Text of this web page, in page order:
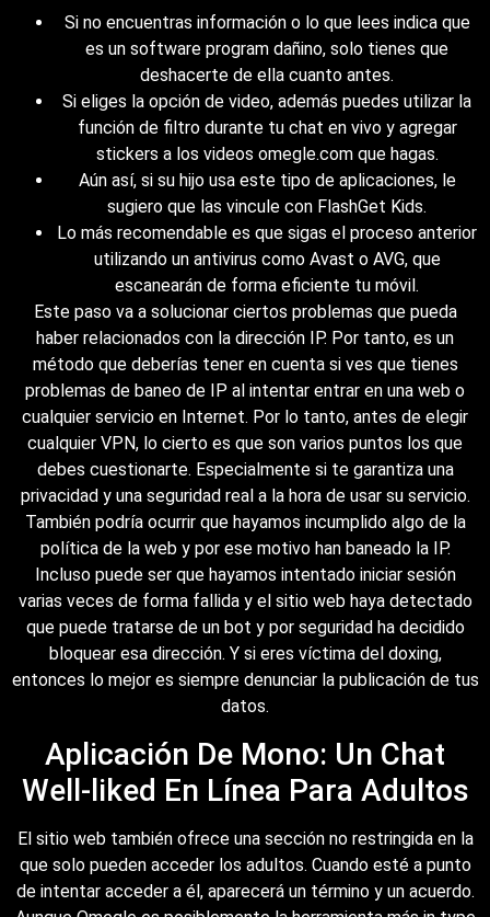
Si no encuentras información o lo que lees indica que
es un software program dañino, solo tienes que
deshacerte de ella cuanto antes.
Si eliges la opción de video, además puedes utilizar la
función de filtro durante tu chat en vivo y agregar
stickers a los videos omegle.com que hagas.
Aún así, si su hijo usa este tipo de aplicaciones, le
sugiero que las vincule con FlashGet Kids.
Lo más recomendable es que sigas el proceso anterior
utilizando un antivirus como Avast o AVG, que
escanearán de forma eficiente tu móvil.
Este paso va a solucionar ciertos problemas que pueda
haber relacionados con la dirección IP. Por tanto, es un
método que deberías tener en cuenta si ves que tienes
problemas de baneo de IP al intentar entrar en una web o
cualquier servicio en Internet. Por lo tanto, antes de elegir
cualquier VPN, lo cierto es que son varios puntos los que
debes cuestionarte. Especialmente si te garantiza una
privacidad y una seguridad real a la hora de usar su servicio.
También podría ocurrir que hayamos incumplido algo de la
política de la web y por ese motivo han baneado la IP.
Incluso puede ser que hayamos intentado iniciar sesión
varias veces de forma fallida y el sitio web haya detectado
que puede tratarse de un bot y por seguridad ha decidido
bloquear esa dirección. Y si eres víctima del doxing,
entonces lo mejor es siempre denunciar la publicación de tus
datos.
Aplicación De Mono: Un Chat
Well-liked En Línea Para Adultos
El sitio web también ofrece una sección no restringida en la
que solo pueden acceder los adultos. Cuando esté a punto
de intentar acceder a él, aparecerá un término y un acuerdo.